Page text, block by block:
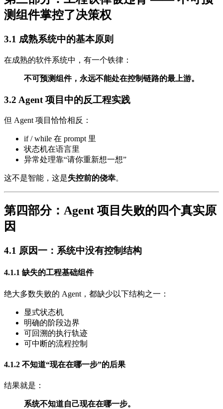
测组件掌控了决策权
3.1 成熟系统中的基本原则
在成熟的软件系统中，有一个铁律：
不可预测组件，永远不能处在控制链路的最上游。
3.2 Agent 项目中的反工程实践
但 Agent 项目恰恰相反：
if / while 在 prompt 里
状态机在语言里
异常处理靠“请你重新想一想”
这不是智能，这是失控前的侥幸。
第四部分：Agent 项目失败的四个真实原
因
4.1 原因一：系统中没有控制结构
4.1.1 缺失的工程基础组件
绝大多数失败的 Agent，都缺少以下结构之一：
显式状态机
明确的阶段边界
可回溯的执行轨迹
可中断的流程控制
4.1.2 不知道“现在在哪一步”的后果
结果就是：
系统不知道自己现在在哪一步。